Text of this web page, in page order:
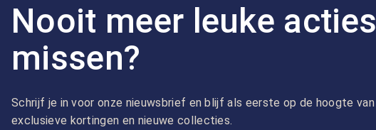
Nooit meer leuke acties
missen?
Schrijf je in voor onze nieuwsbrief en blijf als eerste op de hoogte van
exclusieve kortingen en nieuwe collecties.